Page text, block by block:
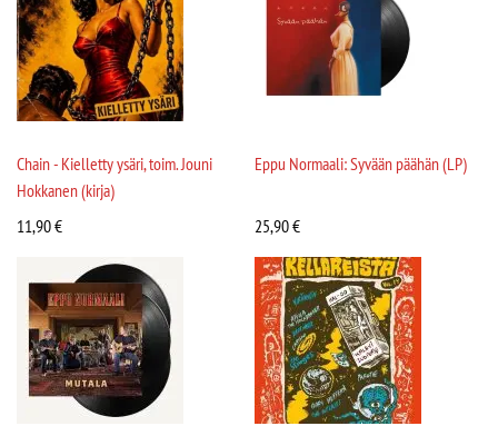
Chain - Kielletty ysäri, toim. Jouni
Hokkanen (kirja)
11,90€
Eppu Normaali: Syvään päähän (LP)
25,90€